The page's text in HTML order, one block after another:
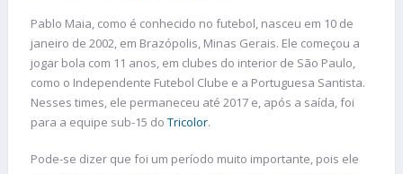
Pablo Maia, como é conhecido no futebol, nasceu em 10 de
janeiro de 2002, em Brazópolis, Minas Gerais. Ele começou a
jogar bola com 11 anos, em clubes do interior de São Paulo,
como o Independente Futebol Clube e a Portuguesa Santista.
Nesses times, ele permaneceu até 2017 e, após a saída, foi
para a equipe sub-15 do Tricolor.
Pode-se dizer que foi um período muito importante, pois ele